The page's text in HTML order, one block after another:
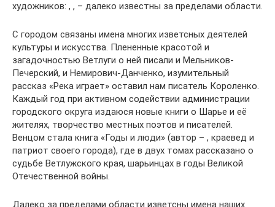
художников: , , – далеко известны за пределами области.
С городом связаны имена многих изветсных деятелей
культуры и искусства. Плененные красотой и
загадочностью Ветлуги о ней писали и Мельников-
Печерский, и Немирович-Данченко, изумительный
рассказ «Река играет» оставил нам писатель Короленко.
Каждый год при активном содействии администрации
городского округа издаюся новые книги о Шарье и её
жителях, творчество местных поэтов и писателей.
Венцом стала книга «Годы и люди» (автор – , краевед и
патриот своего города), где в двух томах рассказано о
судьбе Ветлужского края, шарьинцах в годы Великой
Отечественной войны.
Далеко за пределами области изветсны имена наших